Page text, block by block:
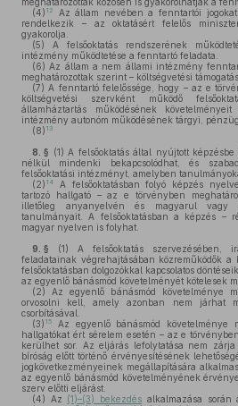
(4) 12
Az állam nevében a fenntartói
rendelkezik – az oktatásért felelős
gyakorolja.
(5) A felsőoktatás rendszerének
intézmény működtetése a fenntartó feladata.
(6) Az állam a nem állami intézmény
meghatározottak szerint – költségvetési
(7) A fenntartó felelőssége, hogy – az e
költségvetési szervként működő
államháztartás működésének
intézmény autonóm működésének tárgyi,
(8) 13
8. § (1) A felsőoktatás által nyújtott
nélkül mindenki bekapcsolódhat, és
felsőoktatási intézményt, amelyben
(2) 14
A felsőoktatásban folyó képzés
tartozó hallgató – az e törvényben
illetőleg anyanyelvén és magyarul vagy
tanulmányait. A felsőoktatásban a képzés –
magyar nyelven is folyhat.
9. § (1) A felsőoktatás szervezésében,
feladatainak végrehajtásában közreműködők a
felsőoktatásban dolgozókkal kapcsolatos
az egyenlő bánásmód követelményét kötelesek
(2) Az egyenlő bánásmód követelménye
orvosolni kell, amely azonban nem járhat
csorbításával.
(3) 15
Az egyenlő bánásmód követelménye
hallgatókat ért sérelem esetén – az e
kerülhet sor. Az eljárás lefolytatása nem
bíróság előtt történő érvényesítésének
jogkövetkezményeinek megállapítására
az egyenlő bánásmód követelményének
szerv előtti eljárást.
(4) Az (1)–(3) bekezdés alkalmazása során